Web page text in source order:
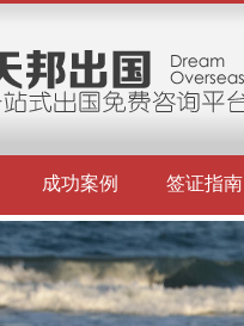
成功案例 签证指南